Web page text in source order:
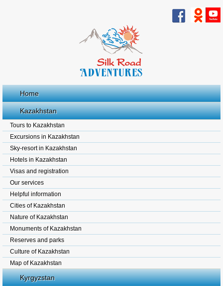
Home
Kazakhstan
Tours to Kazakhstan
Excursions in Kazakhstan
Sky-resort in Kazakhstan
Hotels in Kazakhstan
Visas and registration
Our services
Helpful information
Cities of Kazakhstan
Nature of Kazakhstan
Monuments of Kazakhstan
Reserves and parks
Culture of Kazakhstan
Map of Kazakhstan
Kyrgyzstan